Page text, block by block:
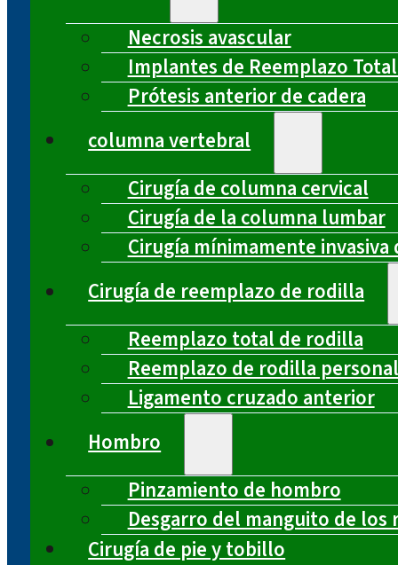
Necrosis avascular
Implantes de Reemplazo
Prótesis anterior de cadera
columna vertebral
Cirugía de columna cervical
Cirugía de la columna lumbar
Cirugía mínimamente
Cirugía de reemplazo de rodilla
Reemplazo total de rodilla
Reemplazo de rodilla
Ligamento cruzado anterior
Hombro
Pinzamiento de hombro
Desgarro del manguito de los
Cirugía de pie y tobillo